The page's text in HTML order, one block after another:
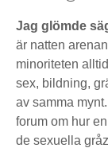
Jag glömde
är natten
minoriteten
sex, bildning,
av samma
forum om hur
de sexuella